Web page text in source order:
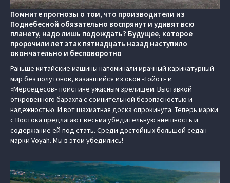
Помните прогнозы о том, что производители из
Поднебесной обязательно воспрянут и удивят всю
планету, надо лишь подождать? Будущее, которое
пророчили лет этак пятнадцать назад наступило
окончательно и бесповоротно
Раньше китайские машины напоминали мрачный карикатурный
мир без полутонов, казавшийся из окон «Тойот» и
«Мерседесов» поистине ужасным зрелищем. Выставкой
откровенного барахла с сомнительной безопасностью и
надежностью. И вот шахматная доска опрокинута. Теперь марки
с Востока предлагают весьма убедительную внешность и
содержание ей под стать. Среди достойных большой седан
марки Voyah. Мы в этом убедились!